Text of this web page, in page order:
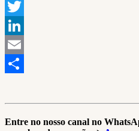
Facebook
Twitter
LinkedIn
Email
Entre no nosso canal no